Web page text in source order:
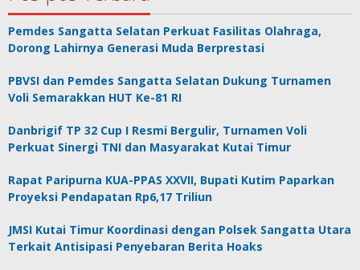
Pemdes Sangatta Selatan Perkuat Fasilitas Olahraga,
Dorong Lahirnya Generasi Muda Berprestasi
PBVSI dan Pemdes Sangatta Selatan Dukung Turnamen
Voli Semarakkan HUT Ke-81 RI
Danbrigif TP 32 Cup I Resmi Bergulir, Turnamen Voli
Perkuat Sinergi TNI dan Masyarakat Kutai Timur
Rapat Paripurna KUA-PPAS XXVII, Bupati Kutim Paparkan
Proyeksi Pendapatan Rp6,17 Triliun
JMSI Kutai Timur Koordinasi dengan Polsek Sangatta Utara
Terkait Antisipasi Penyebaran Berita Hoaks